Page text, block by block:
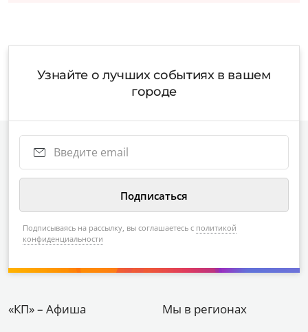
Узнайте о лучших событиях в вашем
городе
Подписываясь на рассылку, вы соглашаетесь с политикой
конфиденциальности
«КП» – Афиша Мы в регионах